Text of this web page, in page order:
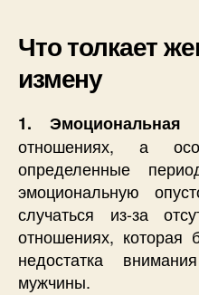
Что толкает
измену
1. Эмоциональная
отношениях, а
определенные
эмоциональную
случаться из-за
отношениях,
недостатка
мужчины.